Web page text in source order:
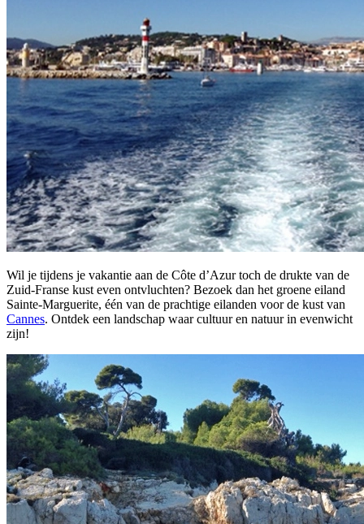
Wil je tijdens je vakantie aan de Côte d’Azur toch de drukte van de
Zuid-Franse kust even ontvluchten? Bezoek dan het groene eiland
Sainte-Marguerite, één van de prachtige eilanden voor de kust van
Cannes. Ontdek een landschap waar cultuur en natuur in evenwicht
zijn!